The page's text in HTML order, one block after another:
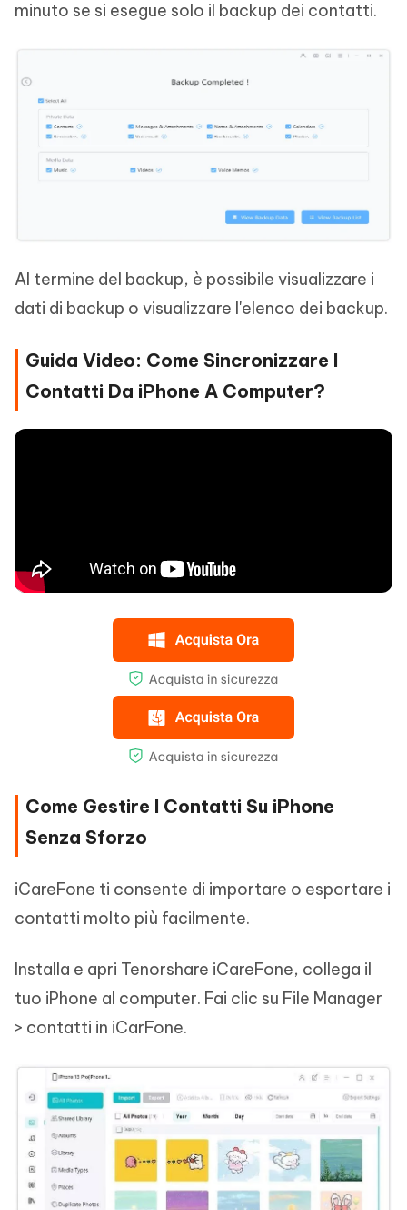
minuto se si esegue solo il backup dei contatti.
Al termine del backup, è possibile visualizzare i
dati di backup o visualizzare l'elenco dei backup.
Guida Video: Come Sincronizzare I
Contatti Da iPhone A Computer?
Come Gestire I Contatti Su iPhone
Senza Sforzo
iCareFone ti consente di importare o esportare i
contatti molto più facilmente.
Installa e apri Tenorshare iCareFone, collega il
tuo iPhone al computer. Fai clic su File Manager
> contatti in iCarFone.